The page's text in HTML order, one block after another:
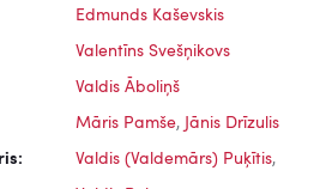
Edmunds Kaševskis
Valentīns Svešņikovs
Valdis Āboliņš
Māris Pamše, Jānis Drīzulis
Valdis (Valdemārs) Puķītis,